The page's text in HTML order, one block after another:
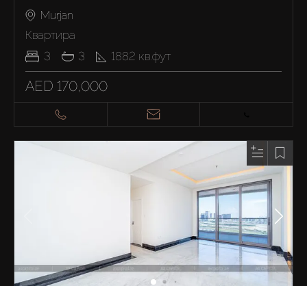
Murjan
Квартира
3
3 1882 кв.фут
AED 170,000